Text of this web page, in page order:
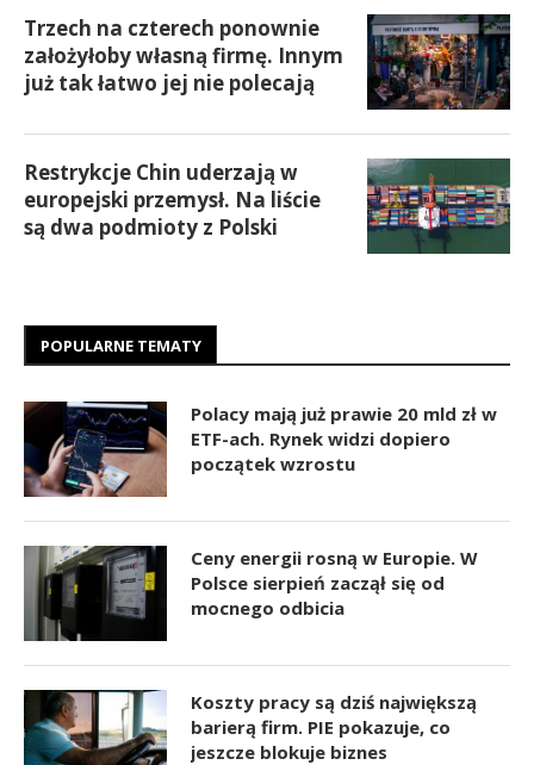
Trzech na czterech ponownie
założyłoby własną firmę. Innym
już tak łatwo jej nie polecają
Restrykcje Chin uderzają w
europejski przemysł. Na liście
są dwa podmioty z Polski
POPULARNE TEMATY
Polacy mają już prawie 20 mld zł w
ETF-ach. Rynek widzi dopiero
początek wzrostu
Ceny energii rosną w Europie. W
Polsce sierpień zaczął się od
mocnego odbicia
Koszty pracy są dziś największą
barierą firm. PIE pokazuje, co
jeszcze blokuje biznes